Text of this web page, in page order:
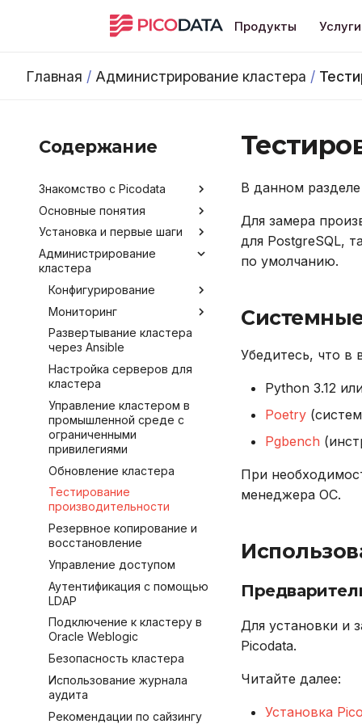
Продукты Услуги
Главная / Администрирование кластера /
Содержание
Знакомство с Picodata
Общее описание продукта
Преимущества Picodata
Сценарии использования
Picodata
Обратная связь и
получение помощи
Лицензирование
Версионирование
Основные понятия
Типы таблиц
Установка и первые шаги
Установка Picodata
Запуск Picodata
Создание кластера
Развёртывание кластера
через Kubernetes Operator
Добавление узлов
Удаление узлов
Подключение и работа в
консоли
Подключение через
DBeaver
Работа с данными SQL
Работа в веб-интерфейсе
Администрирование
кластера
Конфигурирование
Обзор методов
Аргументы командной
строки
Файл конфигурации
Параметры конфигурации
СУБД
Мониторинг
Получение данных о
кластере
Dashboard для Grafana
Развертывание кластера
через Ansible
Настройка серверов для
кластера
Управление кластером в
промышленной среде с
ограниченными
привилегиями
Обновление кластера
Тестирование
производительности
Резервное копирование и
восстановление
Управление доступом
Аутентификация с помощью
LDAP
Подключение к кластеру в
Oracle Weblogic
Безопасность кластера
Использование журнала
аудита
Рекомендации по сайзингу
В данном
Для замера
для PostgreSQL,
по умолчанию.
Убедитесь, что в
Python 3.12
Poetry
Pgbench
При
менеджера ОС.
Для установки и
Picodata.
Читайте далее:
Установка